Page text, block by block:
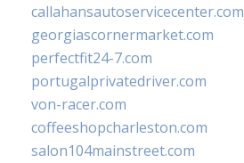
callahansautoservicecenter.com
georgiascornermarket.com
perfectfit24-7.com
portugalprivatedriver.com
von-racer.com
coffeeshopcharleston.com
salon104mainstreet.com